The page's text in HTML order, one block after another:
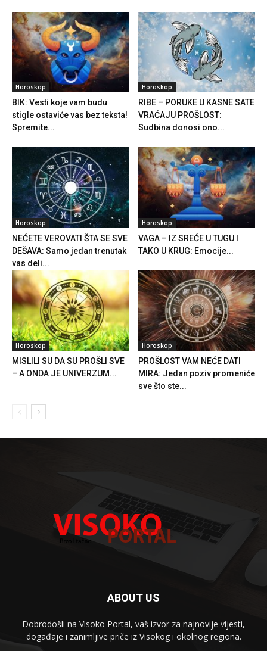
Horoskop
BIK: Vesti koje vam budu
stigle ostaviće vas bez teksta!
Spremite...
Horoskop
RIBE – PORUKE U KASNE SATE
VRAĆAJU PROŠLOST:
Sudbina donosi ono...
Horoskop
NEĆETE VEROVATI ŠTA SE SVE
DEŠAVA: Samo jedan trenutak
vas deli...
Horoskop
VAGA – IZ SREĆE U TUGU I
TAKO U KRUG: Emocije...
Horoskop
MISLILI SU DA SU PROŠLI SVE
– A ONDA JE UNIVERZUM...
Horoskop
PROŠLOST VAM NEĆE DATI
MIRA: Jedan poziv promeniće
sve što ste...
ABOUT US
Dobrodošli na Visoko Portal, vaš izvor za najnovije vijesti,
događaje i zanimljive priče iz Visokog i okolnog regiona.